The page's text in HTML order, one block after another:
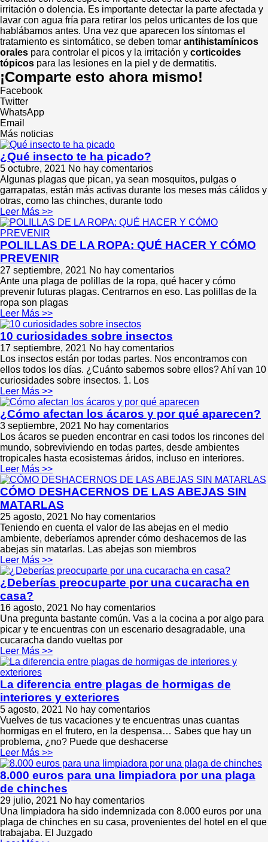
irritación o dolencia. Es importante detectar la parte afectada y
lavar con agua fría para retirar los pelos urticantes de los que
hablábamos antes. Una vez que aparecen los síntomas el
tratamiento es sintomático, se deben tomar antihistamínicos
orales para controlar el picos y la irritación y corticoides
tópicos para las lesiones en la piel y de dermatitis.
¡Comparte esto ahora mismo!
Facebook
Twitter
WhatsApp
Email
Más noticias
¿Qué insecto te ha picado?
5 octubre, 2021 No hay comentarios
Algunas plagas que pican, ya sean mosquitos, pulgas o
garrapatas, están más activas durante los meses más cálidos y
otras, como las chinches, durante todo
Leer Más >>
POLILLAS DE LA ROPA: QUÉ HACER Y CÓMO
PREVENIR
27 septiembre, 2021 No hay comentarios
Ante una plaga de polillas de la ropa, qué hacer y cómo
prevenir futuras plagas. Centrarnos en eso. Las polillas de la
ropa son plagas
Leer Más >>
10 curiosidades sobre insectos
17 septiembre, 2021 No hay comentarios
Los insectos están por todas partes. Nos encontramos con
ellos todos los días. ¿Cuánto sabemos sobre ellos? Ahí van 10
curiosidades sobre insectos. 1. Los
Leer Más >>
¿Cómo afectan los ácaros y por qué aparecen?
3 septiembre, 2021 No hay comentarios
Los ácaros se pueden encontrar en casi todos los rincones del
mundo, sobreviviendo en todas partes, desde ambientes
tropicales hasta ecosistemas áridos, incluso en interiores.
Leer Más >>
CÓMO DESHACERNOS DE LAS ABEJAS SIN
MATARLAS
25 agosto, 2021 No hay comentarios
Teniendo en cuenta el valor de las abejas en el medio
ambiente, deberíamos aprender cómo deshacernos de las
abejas sin matarlas. Las abejas son miembros
Leer Más >>
¿Deberías preocuparte por una cucaracha en
casa?
16 agosto, 2021 No hay comentarios
Una pregunta bastante común. Vas a la cocina a por algo para
picar y te encuentras con un escenario desagradable, una
cucaracha dando vueltas por
Leer Más >>
La diferencia entre plagas de hormigas de
interiores y exteriores
5 agosto, 2021 No hay comentarios
Vuelves de tus vacaciones y te encuentras unas cuantas
hormigas en el frutero, en la despensa… Sabes que hay un
problema, ¿no? Puede que deshacerse
Leer Más >>
8.000 euros para una limpiadora por una plaga
de chinches
29 julio, 2021 No hay comentarios
Una limpiadora ha sido indemnizada con 8.000 euros por una
plaga de chinches en su casa, provenientes del hotel en el que
trabajaba. El Juzgado